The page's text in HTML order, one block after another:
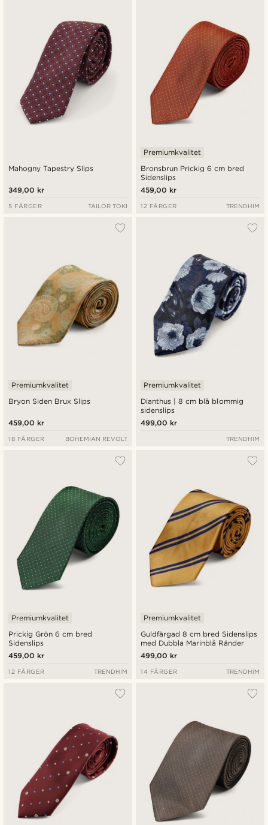
Mahogny Tapestry Slips
349,00 kr
5 FÄRGER TAILOR TOKI
Bronsbrun Prickig 6 cm bred
Sidenslips
Premiumkvalitet
459,00 kr
12 FÄRGER TRENDHIM
Bryon Siden Brux Slips
Premiumkvalitet
459,00 kr
18 FÄRGER BOHEMIAN REVOLT
Dianthus | 8 cm blå blommig
sidenslips
Premiumkvalitet
499,00 kr
TRENDHIM
Prickig Grön 6 cm bred
Sidenslips
Premiumkvalitet
459,00 kr
12 FÄRGER TRENDHIM
Guldfärgad 8 cm bred Sidenslips
med Dubbla Marinblå Ränder
Premiumkvalitet
499,00 kr
14 FÄRGER TRENDHIM